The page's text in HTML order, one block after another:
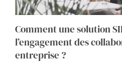
Comment une solution
l’engagement des
entreprise ?